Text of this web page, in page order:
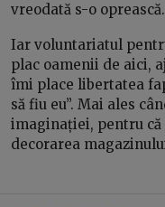
vreodată s-o oprească.
Iar voluntariatul
plac oamenii de aici,
îmi place libertatea
să fiu eu”. Mai ales
imaginației, pentru
decorarea